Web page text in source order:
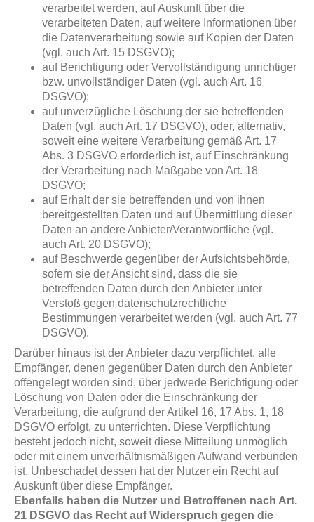
verarbeitet werden, auf Auskunft über die
verarbeiteten Daten, auf weitere Informationen über
die Datenverarbeitung sowie auf Kopien der Daten
(vgl. auch Art. 15 DSGVO);
auf Berichtigung oder Vervollständigung unrichtiger
bzw. unvollständiger Daten (vgl. auch Art. 16
DSGVO);
auf unverzügliche Löschung der sie betreffenden
Daten (vgl. auch Art. 17 DSGVO), oder, alternativ,
soweit eine weitere Verarbeitung gemäß Art. 17
Abs. 3 DSGVO erforderlich ist, auf Einschränkung
der Verarbeitung nach Maßgabe von Art. 18
DSGVO;
auf Erhalt der sie betreffenden und von ihnen
bereitgestellten Daten und auf Übermittlung dieser
Daten an andere Anbieter/Verantwortliche (vgl.
auch Art. 20 DSGVO);
auf Beschwerde gegenüber der Aufsichtsbehörde,
sofern sie der Ansicht sind, dass die sie
betreffenden Daten durch den Anbieter unter
Verstoß gegen datenschutzrechtliche
Bestimmungen verarbeitet werden (vgl. auch Art. 77
DSGVO).
Darüber hinaus ist der Anbieter dazu verpflichtet, alle
Empfänger, denen gegenüber Daten durch den Anbieter
offengelegt worden sind, über jedwede Berichtigung oder
Löschung von Daten oder die Einschränkung der
Verarbeitung, die aufgrund der Artikel 16, 17 Abs. 1, 18
DSGVO erfolgt, zu unterrichten. Diese Verpflichtung
besteht jedoch nicht, soweit diese Mitteilung unmöglich
oder mit einem unverhältnismäßigen Aufwand verbunden
ist. Unbeschadet dessen hat der Nutzer ein Recht auf
Auskunft über diese Empfänger.
Ebenfalls haben die Nutzer und Betroffenen nach Art.
21 DSGVO das Recht auf Widerspruch gegen die